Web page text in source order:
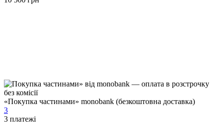
«Покупка частинами» monobank (безкоштовна доставка)
3
3 платежі